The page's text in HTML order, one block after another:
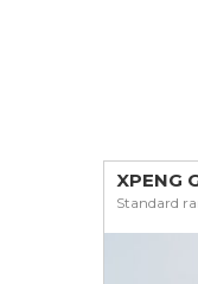
XPENG
Standard